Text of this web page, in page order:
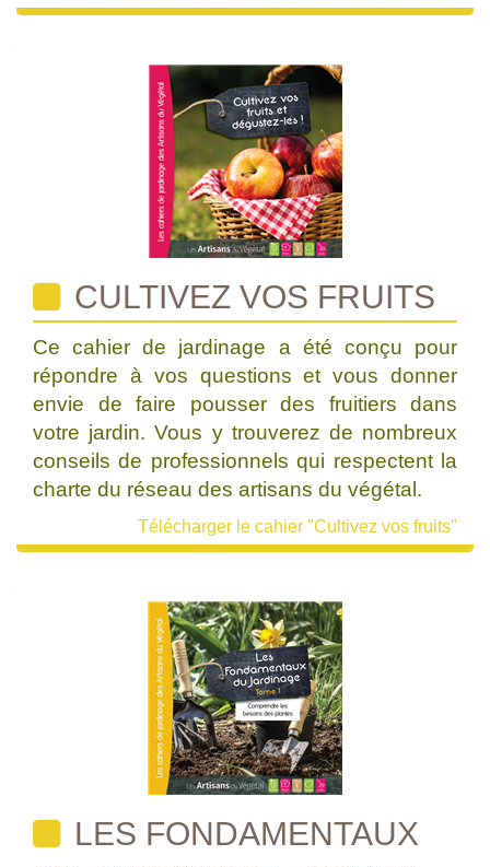
CULTIVEZ VOS FRUITS
Ce cahier de jardinage a été conçu pour
répondre à vos questions et vous donner
envie de faire pousser des fruitiers dans
votre jardin. Vous y trouverez de nombreux
conseils de professionnels qui respectent la
charte du réseau des artisans du végétal.
Télécharger le cahier "Cultivez vos fruits"
LES FONDAMENTAUX